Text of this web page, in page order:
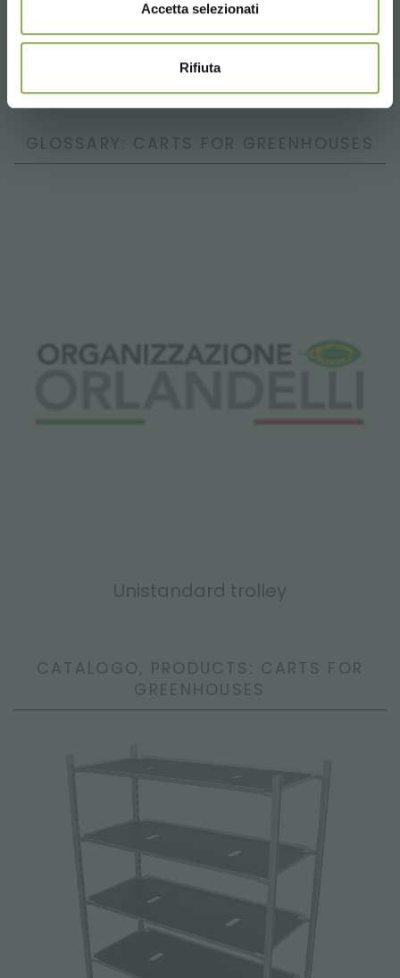
Accetta selezionati
Rifiuta
Solutions for carts
GLOSSARY: CARTS FOR GREENHOUSES
Unistandard trolley
CATALOGO, PRODUCTS: CARTS FOR
GREENHOUSES